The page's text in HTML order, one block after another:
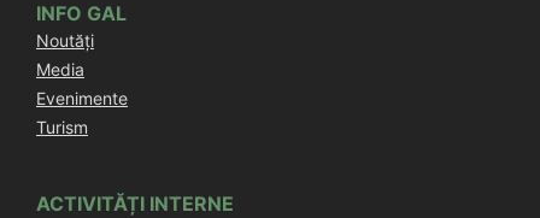
INFO GAL
Noutăți
Media
Evenimente
Turism
ACTIVITĂȚI INTERNE